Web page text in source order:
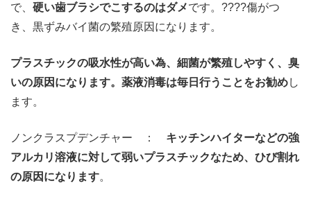
で、 硬い歯ブラシでこするのはダメです。????傷がつ
き、黒ずみバイ菌の繁殖原因になります。
プラスチックの吸水性が高い為、細菌が繁殖しやすく、臭
いの原因になります。薬液消毒は毎日行うことをお勧めし
ます。
ノンクラスプデンチャー ： キッチンハイターなどの強
アルカリ溶液に対して弱いプラスチックなため、ひび割れ
の原因になります。